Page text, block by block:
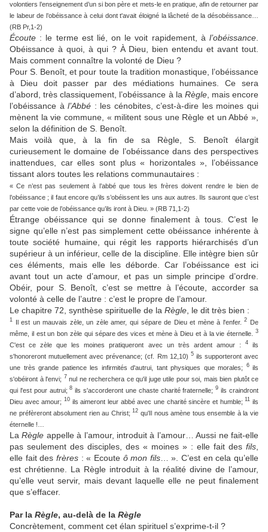
volontiers l’enseignement d’un si bon père et mets-le en pratique, afin de retourner par
le labeur de l’obéissance à celui dont t'avait éloigné la lâcheté de la désobéissance…
(RB Pr,1-2)
Écoute : le terme est lié, on le voit rapidement, à l’obéissance
Obéissance à quoi, à qui ? À Dieu, bien entendu et avant tout.
Mais comment connaître la volonté de Dieu ?
Pour S. Benoît, et pour toute la tradition monastique, l’obéissance
à Dieu doit passer par des médiations humaines. Ce sera
d’abord, très classiquement, l’obéissance à la Règle, mais encore
l’obéissance àl’Abbé : les cénobites, c’est-à-dire les moines qui
mènent la vie commune, « militent sous une Règle et un Abbé »,
selon la définition de S. Benoît.
Mais voilà que, à la fin de sa Règle, S. Benoît élargit
curieusement le domaine de l’obéissance dans des perspectives
inattendues, car elles sont plus « horizontales », l’obéissance
tissant alors toutes les relations communautaires :
« Ce n’est pas seulement à l’abbé que tous les frères doivent rendre le bien de
l’obéissance ; il faut encore qu’ils s’obéissent les uns aux autres. Ils sauront que c’est
par cette voie de l’obéissance qu’ils iront à Dieu. » (RB 71,1-2)
Étrange obéissance qui se donne finalement à tous. C’est le
signe qu’elle n’est pas simplement cette obéissance inhérente à
toute société humaine, qui régit les rapports hiérarchisés d’un
supérieur à un inférieur, celle de la discipline. Elle intègre bien sûr
ces éléments, mais elle les déborde. Car l’obéissance est ici
avant tout un acte d’amour, et pas un simple principe d’ordre.
Obéir, pour S. Benoît, c’est se mettre à l’écoute, accorder sa
volonté à celle de l’autre : c’est le propre de l’amour.
Le chapitre 72, synthèse spirituelle de la Règle , le dit très bien :
1 Il est un mauvais zèle, un zèle amer, qui sépare de Dieu et mène à l'enfer.2 De
même, il est un bon zèle qui sépare des vices et mène à Dieu et à la vie éternelle. 3
C'est ce zèle que les moines pratiqueront avec un très ardent amour : 4ils
s'honoreront mutuellement avec prévenance; (cf. Rm 12,10) 5ils supporteront avec
une très grande patience les infirmités d'autrui, tant physiques que morales;
6ils
s'obéiront à l'envi; 7 nul ne recherchera ce qu'il juge utile pour soi, mais bien plutôt ce
qui l'est pour autrui;8 ils s'accorderont une chaste charité fraternelle;9 ils craindront
Dieu avec amour; 10 ils aimeront leur abbé avec une charité sincère et humble;11 ils
ne préfèreront absolument rien au Christ;12 qu'Il nous amène tous ensemble à la vie
éternelle !…
LaRègle appelle à l’amour, introduit à l’amour… Aussi ne fait-elle
pas seulement des disciples, des « moines » : elle fait des fils
elle fait des frères: « Ecoute ô mon fils… ». C’est en cela qu’elle
est chrétienne. La Règle introduit à la réalité divine de l’amour,
qu’elle veut servir, mais devant laquelle elle ne peut finalement
que s’effacer.
Par la Règle, au-delà de la Règle
Concrètement, comment cet élan spirituel s’exprime-t-il ?